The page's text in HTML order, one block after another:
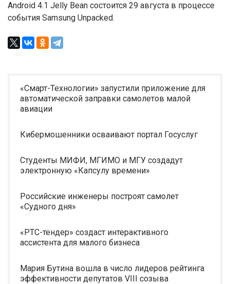
Android 4.1 Jelly Bean состоится 29 августа в процессе
события Samsung Unpacked.
«Смарт-Технологии» запустили приложение для
автоматической заправки самолетов малой
авиации
Кибермошенники осваивают портал Госуслуг
Студенты МИФИ, МГИМО и МГУ создадут
электронную «Капсулу времени»
Российские инженеры построят самолет
«Судного дня»
«РТС-тендер» создаст интерактивного
ассистента для малого бизнеса
Мария Бутина вошла в число лидеров рейтинга
эффективности депутатов VIII созыва